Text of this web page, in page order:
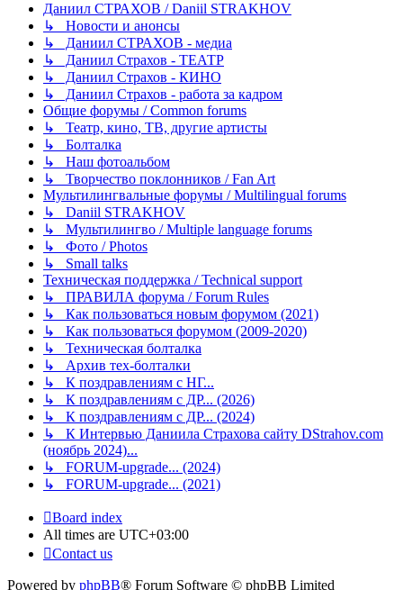
Даниил СТРАХОВ / Daniil STRAKHOV
↳ Новости и анонсы
↳ Даниил СТРАХОВ - медиа
↳ Даниил Страхов - ТЕАТР
↳ Даниил Страхов - КИНО
↳ Даниил Страхов - работа за кадром
Общие форумы / Common forums
↳ Театр, кино, ТВ, другие артисты
↳ Болталка
↳ Наш фотоальбом
↳ Творчество поклонников / Fan Art
Мультилингвальные форумы / Multilingual forums
↳ Daniil STRAKHOV
↳ Мультилингво / Multiple language forums
↳ Фото / Photos
↳ Small talks
Техническая поддержка / Technical support
↳ ПРАВИЛА форума / Forum Rules
↳ Как пользоваться новым форумом (2021)
↳ Как пользоваться форумом (2009-2020)
↳ Техническая болталка
↳ Архив тех-болталки
↳ К поздравлениям с НГ...
↳ К поздравлениям с ДР... (2026)
↳ К поздравлениям с ДР... (2024)
↳ К Интервью Даниила Страхова сайту DStrahov.com
(ноябрь 2024)...
↳ FORUM-upgrade... (2024)
↳ FORUM-upgrade... (2021)
Board index
All times are UTC+03:00
Contact us
Powered by phpBB® Forum Software © phpBB Limited